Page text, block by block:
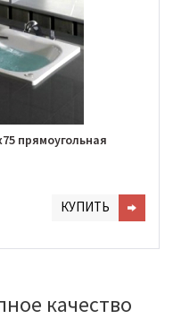
качество
прямоугольная
КУПИТЬ